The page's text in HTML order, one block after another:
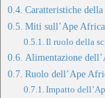
Caratteristiche
Miti sull’Ape
Il ruolo della
Alimentazione
Ruolo dell’Ape
Impatto